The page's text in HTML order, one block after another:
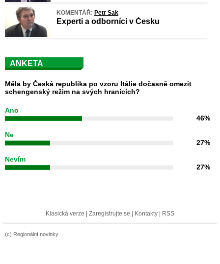
KOMENTÁŘ: Petr Sak
Experti a odborníci v Česku
ANKETA
Měla by Česká republika po vzoru Itálie dočasně omezit
schengenský režim na svých hranicích?
Ano
46%
Ne
27%
Nevím
27%
Klasická verze Zaregistrujte se Kontakty RSS
(c) Regionální novinky